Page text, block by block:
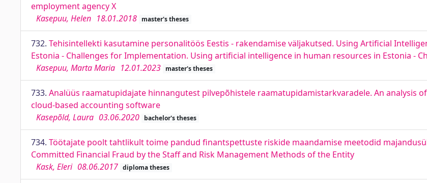
employment agency X
Kasepuu, Helen 18.01.2018 master's theses
732. Tehisintellekti kasutamine personalitöös Eestis - rakendamise väljakutsed. Using Artificial
Estonia - Challenges for Implementation. Using artificial intelligence in human resources in Estonia -
Kasepuu, Marta Maria 12.01.2023 master's theses
733. Analüüs raamatupidajate hinnangutest pilvepõhistele raamatupidamistarkvaradele. An analysis
cloud-based accounting software
Kasepõld, Laura 03.06.2020 bachelor's theses
734. Töötajate poolt tahtlikult toime pandud finantspettuste riskide maandamise meetodid
Committed Financial Fraud by the Staff and Risk Management Methods of the Entity
Kask, Eleri 08.06.2017 diploma theses